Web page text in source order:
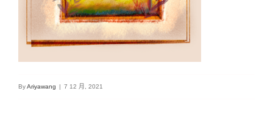
ByAriyawang | 7 12 月, 2021